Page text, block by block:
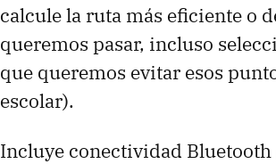
calcule la ruta más eficiente o
queremos pasar, incluso
que queremos evitar esos
escolar).
Incluye conectividad